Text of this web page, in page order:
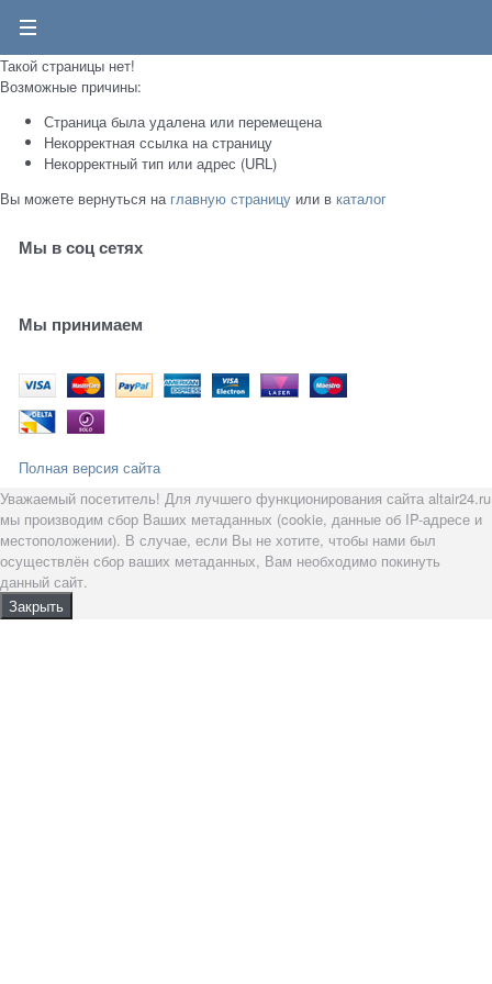
Такой страницы нет!
Возможные причины:
Страница была удалена или перемещена
Некорректная ссылка на страницу
Некорректный тип или адрес (URL)
Вы можете вернуться на главную страницу или в каталог
Мы в соц сетях
Мы принимаем
Полная версия сайта
Уважаемый посетитель! Для лучшего функционирования сайта altair24.ru
мы производим сбор Ваших метаданных (cookie, данные об IP-адресе и
местоположении). В случае, если Вы не хотите, чтобы нами был
осуществлён сбор ваших метаданных, Вам необходимо покинуть
данный сайт.
Закрыть